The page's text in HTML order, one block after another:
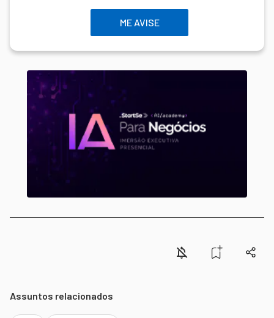
ME AVISE
Assuntos relacionados